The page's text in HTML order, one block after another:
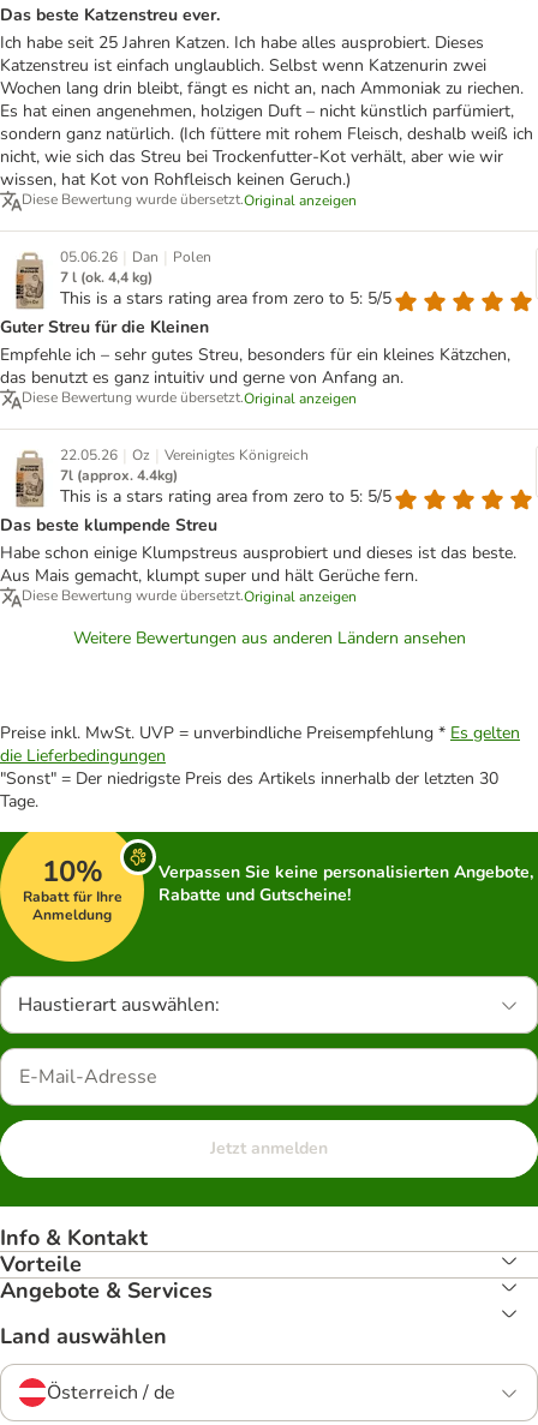
Das beste Katzenstreu ever.
Ich habe seit 25 Jahren Katzen. Ich habe alles ausprobiert. Dieses
Katzenstreu ist einfach unglaublich. Selbst wenn Katzenurin zwei
Wochen lang drin bleibt, fängt es nicht an, nach Ammoniak zu riechen.
Es hat einen angenehmen, holzigen Duft – nicht künstlich parfümiert,
sondern ganz natürlich. (Ich füttere mit rohem Fleisch, deshalb weiß ich
nicht, wie sich das Streu bei Trockenfutter-Kot verhält, aber wie wir
wissen, hat Kot von Rohfleisch keinen Geruch.)
Diese Bewertung wurde übersetzt.Original anzeigen
05.06.26 | Dan | Polen
7 l (ok. 4,4 kg)
This is a stars rating area from zero to 5: 5/5
Guter Streu für die Kleinen
Empfehle ich – sehr gutes Streu, besonders für ein kleines Kätzchen,
das benutzt es ganz intuitiv und gerne von Anfang an.
Diese Bewertung wurde übersetzt.Original anzeigen
22.05.26 | Oz | Vereinigtes Königreich
7l (approx. 4.4kg)
This is a stars rating area from zero to 5: 5/5
Das beste klumpende Streu
Habe schon einige Klumpstreus ausprobiert und dieses ist das beste.
Aus Mais gemacht, klumpt super und hält Gerüche fern.
Diese Bewertung wurde übersetzt.Original anzeigen
Weitere Bewertungen aus anderen Ländern ansehen
Preise inkl. MwSt. UVP = unverbindliche Preisempfehlung * Es gelten
die Lieferbedingungen
"Sonst" = Der niedrigste Preis des Artikels innerhalb der letzten 30
Tage.
10%
Rabatt für Ihre
Anmeldung
Verpassen Sie keine personalisierten Angebote,
Rabatte und Gutscheine!
Haustierart auswählen:
Jetzt anmelden
Info & Kontakt
Vorteile
Angebote & Services
Land auswählen
Österreich / de